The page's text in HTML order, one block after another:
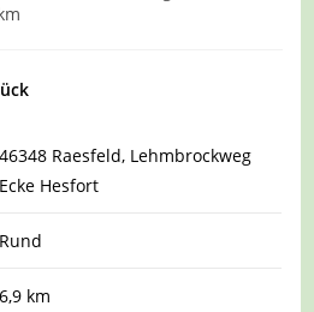
46348 Raesfeld, Lehmbrockweg
Ecke Hesfort
Rund
6,9 km